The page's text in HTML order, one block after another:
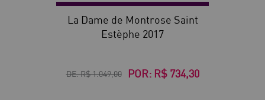
La Dame de Montrose Saint
Estèphe 2017
DE:R$ 1.049,00 POR: R$ 734,30